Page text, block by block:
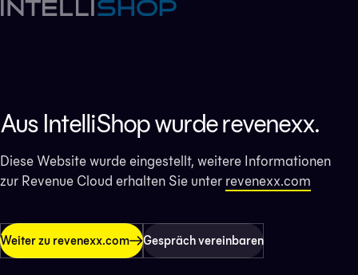
Aus IntelliShop wurde revenexx.
Diese Website wurde eingestellt, weitere Informationen
zur Revenue Cloud erhalten Sie unter revenexx.com
Weiter zu revenexx.com Gespräch vereinbaren